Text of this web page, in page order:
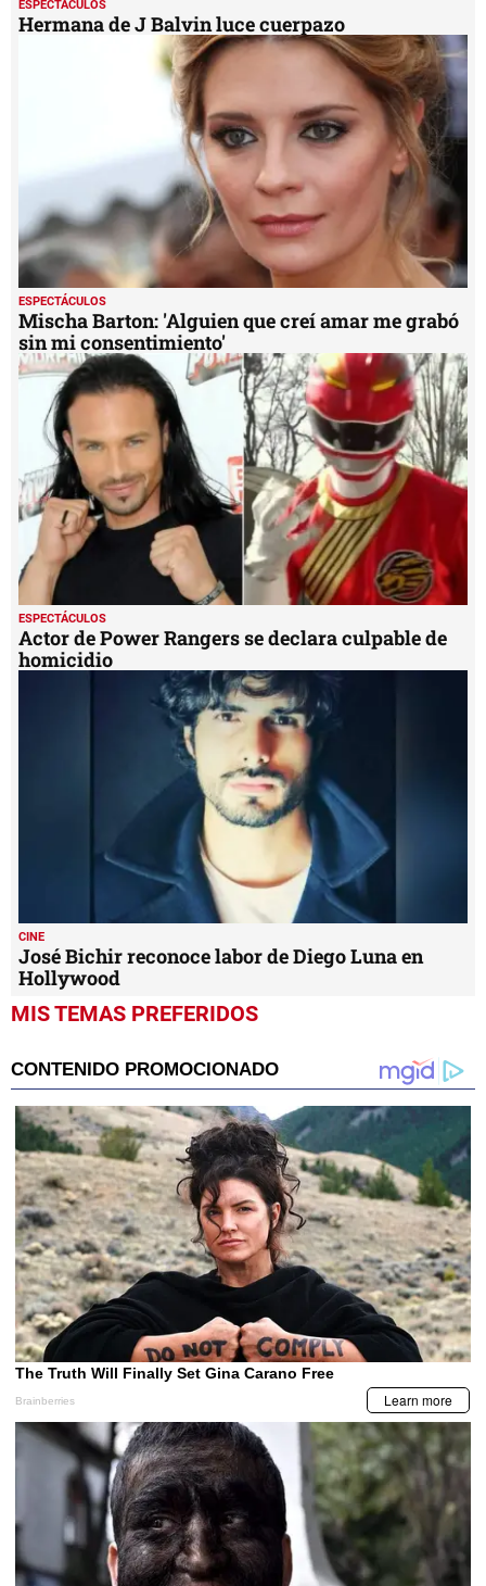
ESPECTÁCULOS
Hermana de J Balvin luce cuerpazo
ESPECTÁCULOS
Mischa Barton: 'Alguien que creí amar me grabó
sin mi consentimiento'
ESPECTÁCULOS
Actor de Power Rangers se declara culpable de
homicidio
CINE
José Bichir reconoce labor de Diego Luna en
Hollywood
MIS TEMAS PREFERIDOS